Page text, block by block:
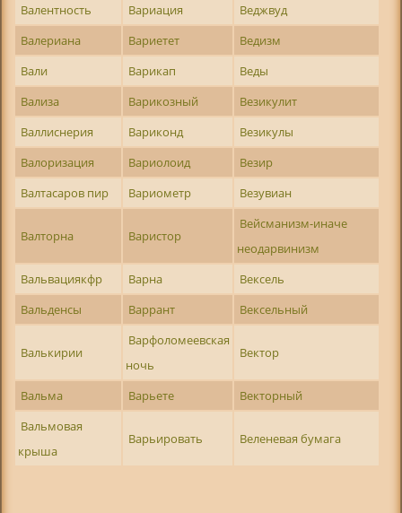
Валентность
Вариация
Веджвуд
Валериана
Вариетет
Ведизм
Вали
Варикап
Веды
Вализа
Варикозный
Везикулит
Валлиснерия
Вариконд
Везикулы
Валоризация
Вариолоид
Везир
Валтасаров пир
Вариометр Везувиан
Валторна Варистор
Вейсманизм-иначе
неодарвинизм
Вальвациякфр
Варна
Вексель
Вальденсы
Варрант Вексельный
Валькирии
Варфоломеевская
ночь
Вектор
Вальма Варьете
Векторный
Вальмовая
крыша
Варьировать Веленевая бумага